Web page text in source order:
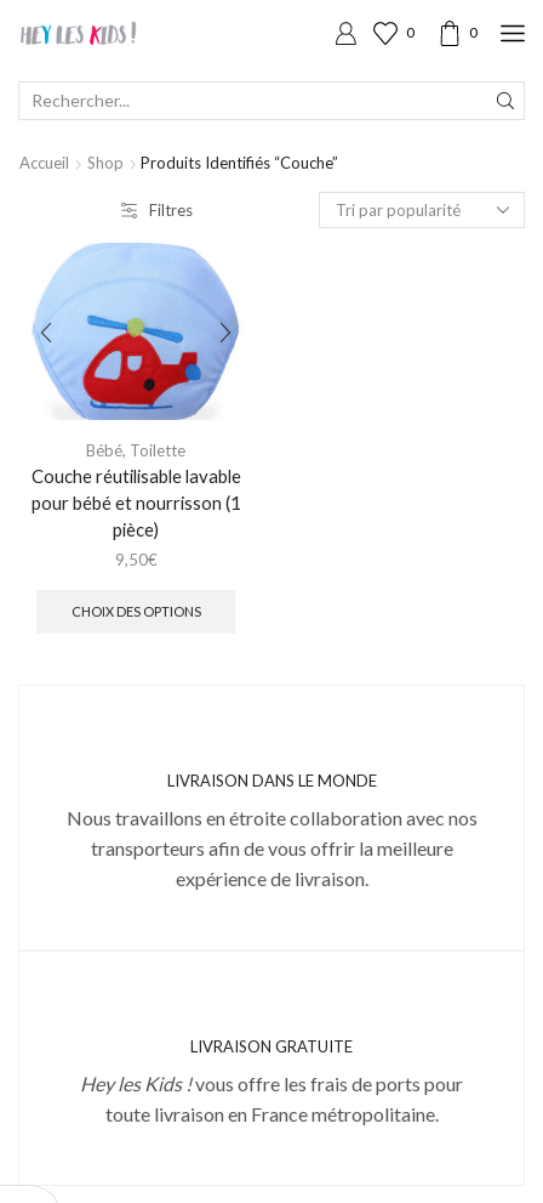
0 0
Accueil Shop Produits Identifiés “couche”
Filtres
Bébé, Toilette
Couche réutilisable lavable
pour bébé et nourrisson (1
pièce)
9,50€
CHOIX DES OPTIONS
LIVRAISON DANS LE MONDE
Nous travaillons en étroite collaboration avec nos
transporteurs afin de vous offrir la meilleure
expérience de livraison.
LIVRAISON GRATUITE
Hey les Kids !vous offre les frais de ports pour
toute livraison en France métropolitaine.